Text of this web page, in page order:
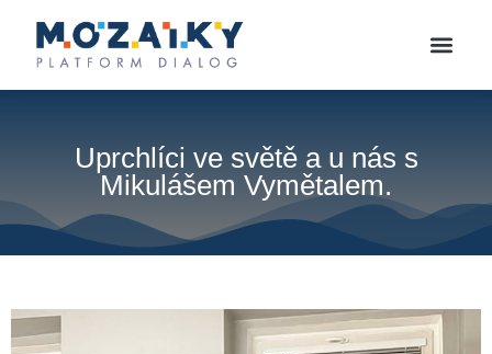
Uprchlíci ve světě a u nás s
Mikulášem Vymětalem.